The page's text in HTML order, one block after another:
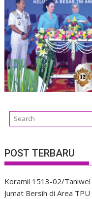
POST TERBARU
Koramil 1513-02/
Jumat Bersih di Area TPU